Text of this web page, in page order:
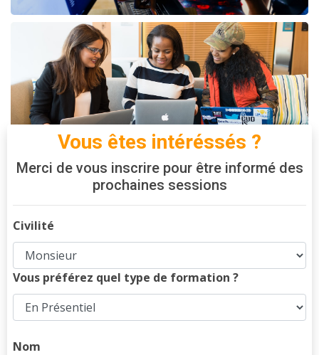
Vous êtes intéréssés ?
Merci de vous inscrire pour être informé des
prochaines sessions
Civilité
Vous préférez quel type de formation ?
Nom